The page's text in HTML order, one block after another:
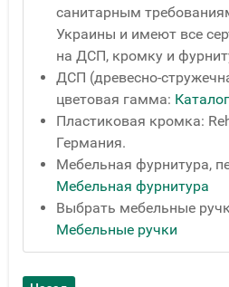
санитарным
Украины и имеют все
на ДСП, кромку и
ДСП (древесно-
цветовая гамма:
Пластиковая кромка:
Германия.
Мебельная фурнитура,
Мебельная фурнитура
Выбрать мебельные
Мебельные ручки